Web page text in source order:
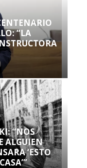
“LA
“NOS
ALGUIEN
‘ESTO